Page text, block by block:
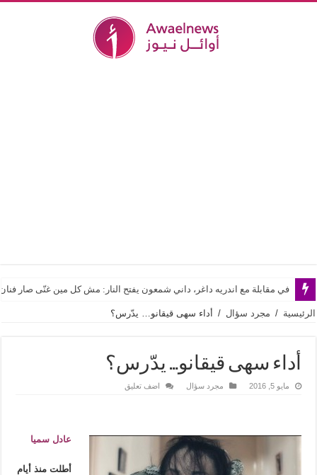
في مقابلة مع اندريه داغر، داني شمعون يفتح النار: مش كل مين غنّى صار
الرئيسية / مجرد سؤال / أداء سهى قيقانو… يدّرس؟
أداء سهى قيقانو… يدّرس؟
مايو 5, 2016 مجرد سؤال اضف تعليق
عادل سميا
أطلت منذ أيام